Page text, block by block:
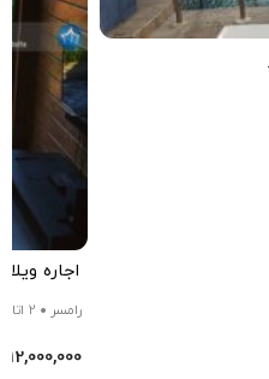
اجاره
رامسر 2 اتاق
12,000,000